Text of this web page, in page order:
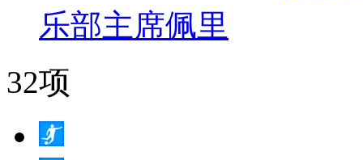
乐部主席佩里
32项